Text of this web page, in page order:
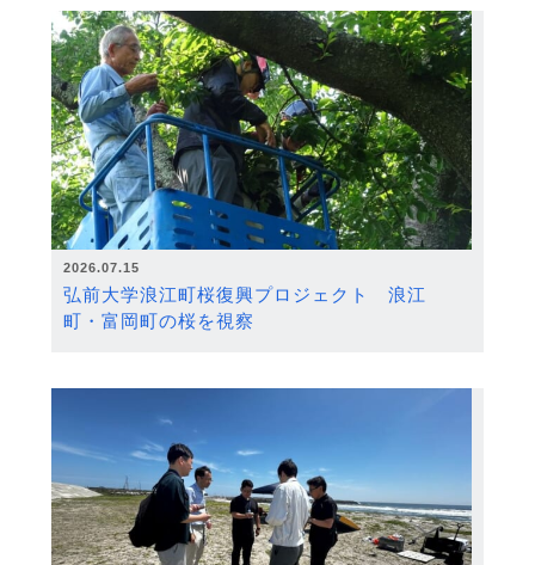
2026.07.15
弘前大学浪江町桜復興プロジェクト 浪江
町・富岡町の桜を視察